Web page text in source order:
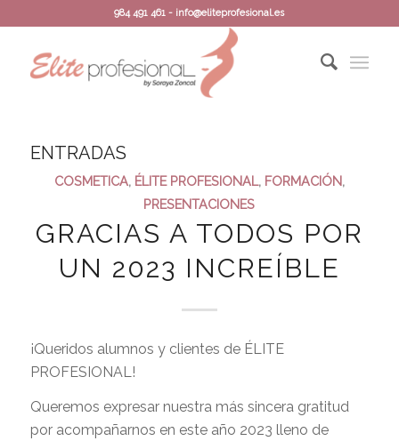
984 491 461 - info@eliteprofesional.es
ENTRADAS
COSMETICA, ÉLITE PROFESIONAL, FORMACIÓN,
PRESENTACIONES
GRACIAS A TODOS POR
UN 2023 INCREÍBLE
¡Queridos alumnos y clientes de ÉLITE
PROFESIONAL!
Queremos expresar nuestra más sincera gratitud
por acompañarnos en este año 2023 lleno de